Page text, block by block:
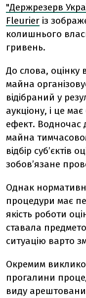
"Держрезерв
Fleurier із
колишнього
гривень.
До слова, оцінку
майна
відібраний у
аукціону, і це
ефект. Водночас
майна
відбір суб’єктів
зобов’язане
Однак
процедури має
якість роботи
ставала
ситуацію варто
Окремим
прогалини
виду